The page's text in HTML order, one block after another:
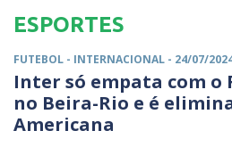
ESPORTES
FUTEBOL - INTERNACIONAL - 24/07/
Inter só empata com o
no Beira-Rio e é
Americana